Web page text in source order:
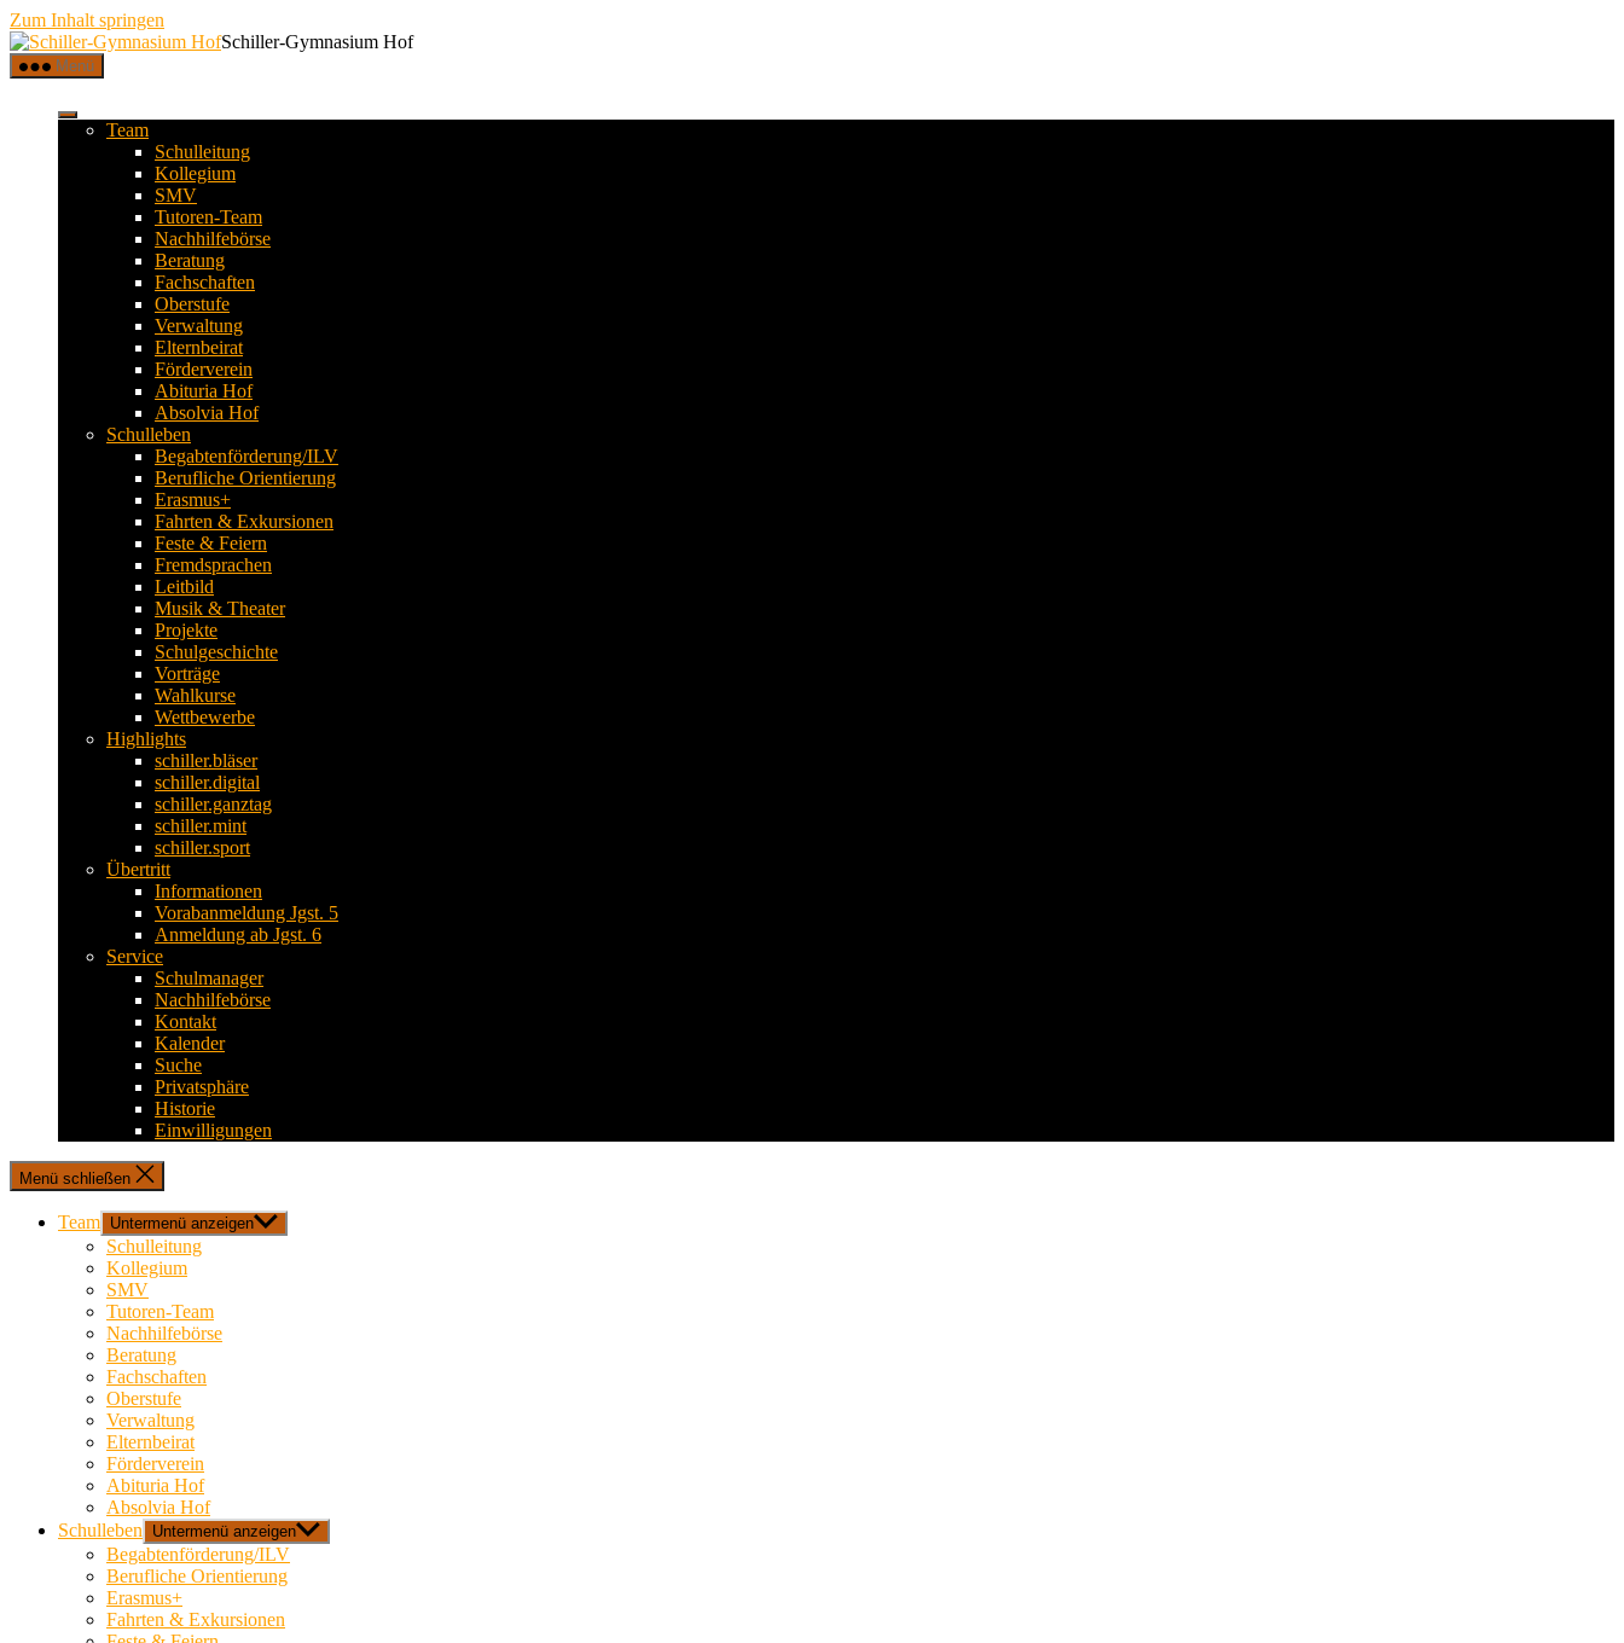
Zum Inhalt springen
Schiller-Gymnasium Hof
Menü
Team
Schulleitung
Kollegium
SMV
Tutoren-Team
Nachhilfebörse
Beratung
Fachschaften
Oberstufe
Verwaltung
Elternbeirat
Förderverein
Abituria Hof
Absolvia Hof
Schulleben
Begabtenförderung/ILV
Berufliche Orientierung
Erasmus+
Fahrten & Exkursionen
Feste & Feiern
Fremdsprachen
Leitbild
Musik & Theater
Projekte
Schulgeschichte
Vorträge
Wahlkurse
Wettbewerbe
Highlights
schiller.bläser
schiller.digital
schiller.ganztag
schiller.mint
schiller.sport
Übertritt
Informationen
Vorabanmeldung Jgst. 5
Anmeldung ab Jgst. 6
Service
Schulmanager
Nachhilfebörse
Kontakt
Kalender
Suche
Privatsphäre
Historie
Einwilligungen
Menü schließen
Team Untermenü anzeigen
Schulleitung
Kollegium
SMV
Tutoren-Team
Nachhilfebörse
Beratung
Fachschaften
Oberstufe
Verwaltung
Elternbeirat
Förderverein
Abituria Hof
Absolvia Hof
Schulleben
Untermenü anzeigen
Begabtenförderung/ILV
Berufliche Orientierung
Erasmus+
Fahrten & Exkursionen